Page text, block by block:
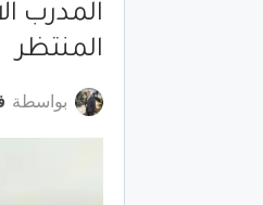
المدرب
المنتظر
بواسطة